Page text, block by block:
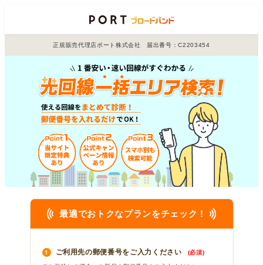
正規販売代理店ポート株式会社 届出番号：C2203454